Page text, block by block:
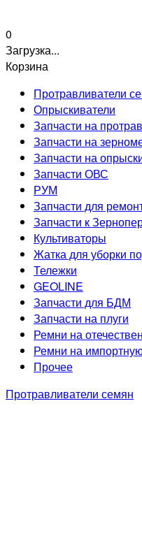
0
Загрузка...
Корзина
Протравливатели
Опрыскиватели
Запчасти на
Запчасти на
Запчасти на
Запчасти ОВС
РУМ
Запчасти для
Запчасти к
Культиваторы
Жатка для уборки
Тележки
GEOLINE
Запчасти для БДМ
Запчасти на плуги
Ремни на
Ремни на
Прочее
Протравливатели семян